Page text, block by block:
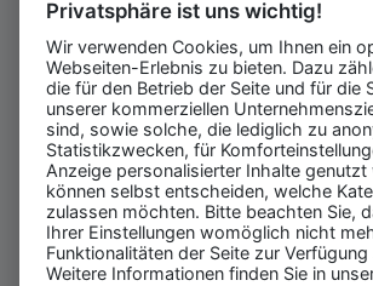
623
für den Veranstalter
Gesamtbewertung
4.43von 5.00
Weiterempfehlung
97%
07.08.2026 ⓘ Echte Bewertungen
Privatsphäre ist uns wichtig!
Wir verwenden Cookies, um Ihnen ein
Webseiten-Erlebnis zu bieten. Dazu
die für den Betrieb der Seite und für die
unserer kommerziellen
sind, sowie solche, die lediglich zu
Statistikzwecken, für
Anzeige personalisierter Inhalte genutzt
können selbst entscheiden, welche
zulassen möchten. Bitte beachten Sie,
Ihrer Einstellungen womöglich nicht
Funktionalitäten der Seite zur Verfügung
Weitere Informationen finden Sie in